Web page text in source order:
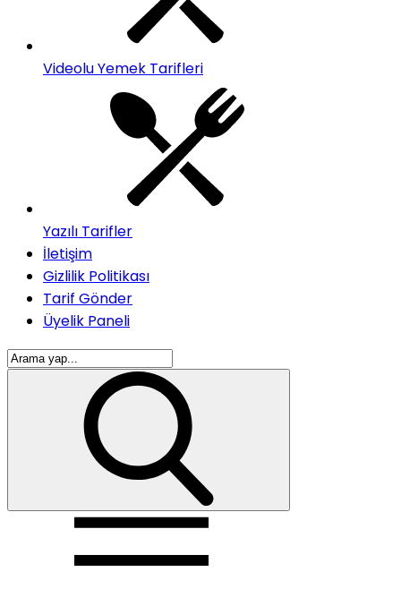
Videolu Yemek Tarifleri
Yazılı Tarifler
İletişim
Gizlilik Politikası
Tarif Gönder
Üyelik Paneli